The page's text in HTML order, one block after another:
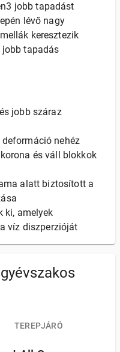
jobb tapadást
lévő nagy
keresztezik
jobb tapadás
jobb száraz
nehéz
és váll blokkok
alatt biztosított a
ki, amelyek
víz diszperzióját
TEREPJÁRÓ